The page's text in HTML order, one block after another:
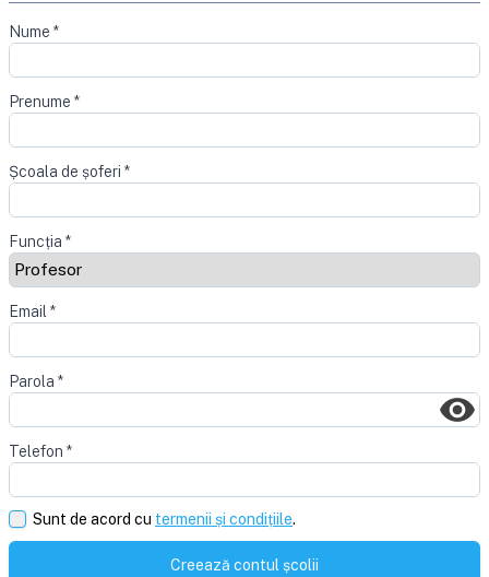
Nume *
Prenume *
Școala de șoferi *
Funcția *
Email *
Parola *
Telefon *
Sunt de acord cu termenii și condițiile.
Creează contul școlii